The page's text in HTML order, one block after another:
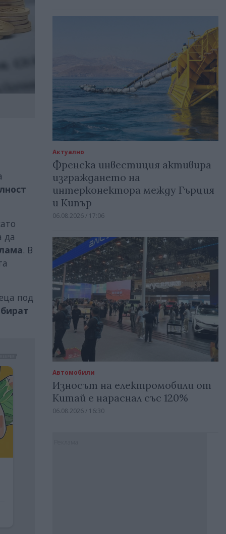
да
. В
под
Актуално
Френска инвестиция активира
изграждането на
интерконектора между Гърция
и Кипър
06.08.2026 / 17:06
Автомобили
Износът на електромобили от
Китай е нараснал със 120%
06.08.2026 / 16:30